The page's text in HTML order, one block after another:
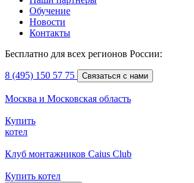
Обучение
Новости
Контакты
Бесплатно для всех регионов России:
8 (495) 150 57 75 Связаться с нами
Москва и Московская область
Купить
котел
Клуб монтажников Caius Club
Купить котел